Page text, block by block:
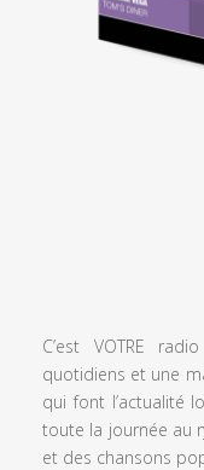
C’est VOTRE
quotidiens et une
qui font l’actualité
toute la journée au
et des chansons